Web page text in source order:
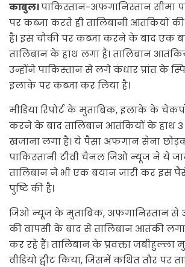
काबुल।पाकिस्तान-अफगानिस्तान सीमा
पर कब्जा करते ही तालिबानी आतंकियों
है। इस चौकी पर कब्जा करने के बाद एक
तालिबान के हाथ लगा है। तालिबान
उन्होंने पाकिस्तान से लगे कंधार प्रांत के
इलाके पर कब्जा कर लिया है।
मीडिया रिपोर्ट के मुताबिक, इलाके के
करने के बाद तालिबान आतंकियों के हाथ
खजाना लगा है। ये पैसा अफगान सेना
पाकिस्‍तानी टीवी चैनल जिओ न्‍यूज ने ये
तालिबान ने भी एक बयान जारी कर इस
पुष्टि की है।
जिओ न्‍यूज के मुताबिक, अफगानिस्‍तान से
की वापसी के बाद से तालिबान आतंकी
कर रहे हैं। तालिबान के प्रवक्ता जबीहुल्ला
वीडियो ट्वीट किया, जिसमें कथित तौर पर